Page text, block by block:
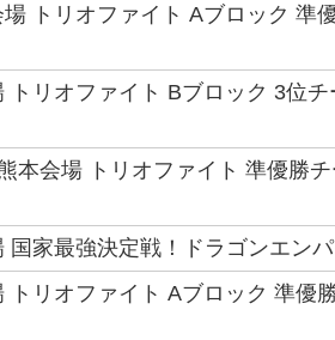
トリオファイト Aブロック
トリオファイト Bブロック 3位
本会場 トリオファイト 準優勝
家最強決定戦！ドラゴンエン
トリオファイト Aブロック 準